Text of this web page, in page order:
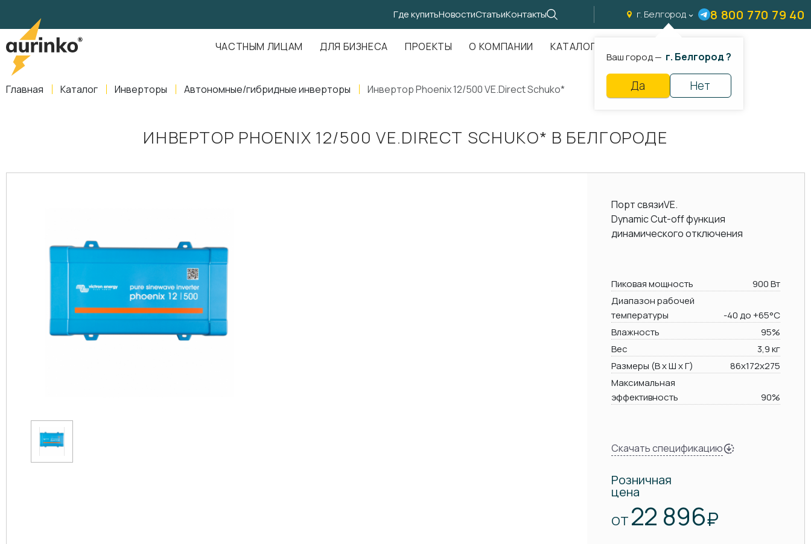
Где купитьНовостиСтатьиКонтакты г. Белгород
Ваш город — г. Белгород ?
Да Нет
8 800 770 79 40
ЧАСТНЫМ ЛИЦАМ ДЛЯ БИЗНЕСА ПРОЕКТЫ О КОМПАНИИ КАТАЛОГ
Главная Каталог Инверторы Автономные/гибридные инверторы Инвертор Phoenix 12/500 VE.Direct Schuko*
ИНВЕРТОР PHOENIX 12/500 VE.DIRECT SCHUKO* В БЕЛГОРОДЕ
Порт связиVE.
Dynamic Cut-offфункция
динамического отключения
Пиковая мощность
900 Вт
Диапазон рабочей
температуры
-40 до +65°C
Влажность
95%
Вес
3,9 кг
Размеры (В х Ш х Г)
86x172x275
Максимальная
эффективность
90%
Скачать спецификацию
Розничная
цена
ОТ 22 896₽
,Свердловская область
info@aurinkos.com
8-800-770-79-40